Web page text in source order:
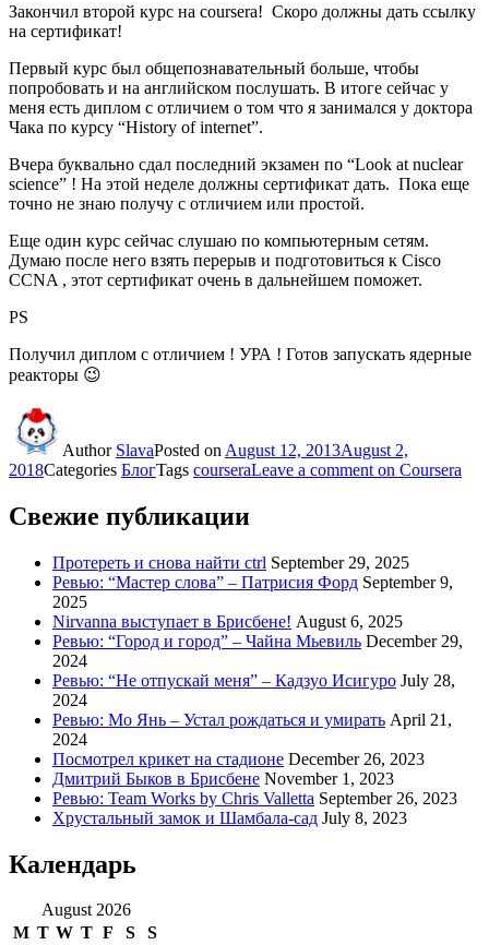
Закончил второй курс на coursera! Скоро должны дать ссылку
на сертификат!
Первый курс был общепознавательный больше, чтобы
попробовать и на английском послушать. В итоге сейчас у
меня есть диплом с отличием о том что я занимался у доктора
Чака по курсу “History of internet”.
Вчера буквально сдал последний экзамен по “Look at nuclear
science” ! На этой неделе должны сертификат дать. Пока еще
точно не знаю получу с отличием или простой.
Еще один курс сейчас слушаю по компьютерным сетям.
Думаю после него взять перерыв и подготовиться к Cisco
CCNA , этот сертификат очень в дальнейшем поможет.
PS
Получил диплом с отличием ! УРА ! Готов запускать ядерные
реакторы 😉
Author SlavaPosted on August 12, 2013August 2,
2018Categories БлогTags courseraLeave a comment on Coursera
Свежие публикации
Протереть и снова найти ctrl September 29, 2025
Ревью: “Мастер слова” – Патрисия Форд September 9,
2025
Nirvanna выступает в Брисбене! August 6, 2025
Ревью: “Город и город” – Чайна Мьевиль December 29,
2024
Ревью: “Не отпускай меня” – Кадзуо Исигуро July 28,
2024
Ревью: Мо Янь – Устал рождаться и умирать April 21,
2024
Посмотрел крикет на стадионе December 26, 2023
Дмитрий Быков в Брисбене November 1, 2023
Ревью: Team Works by Chris Valletta September 26, 2023
Хрустальный замок и Шамбала-сад July 8, 2023
Календарь
August 2026
M T W T F S
S